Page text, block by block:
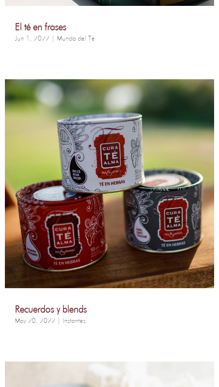
El té en frases
Jun 1, 2022 | Mundo del Té
Recuerdos y blends
May 20, 2022 | Instantes